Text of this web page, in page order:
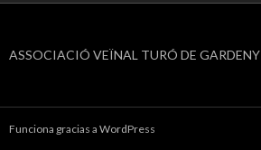
ASSOCIACIÓ VEÏNAL TURÓ DE GARDENY
Funciona gracias a WordPress